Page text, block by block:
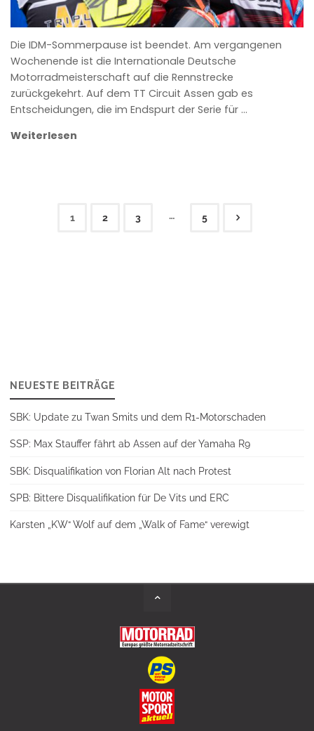
Die IDM-Sommerpause ist beendet. Am vergangenen
Wochenende ist die Internationale Deutsche
Motorradmeisterschaft auf die Rennstrecke
zurückgekehrt. Auf dem TT Circuit Assen gab es
Entscheidungen, die im Endspurt der Serie für …
Weiterlesen
1 2 3 … 5
NEUESTE BEITRÄGE
SBK: Update zu Twan Smits und dem R1-Motorschaden
SSP: Max Stauffer fährt ab Assen auf der Yamaha R9
SBK: Disqualifikation von Florian Alt nach Protest
SPB: Bittere Disqualifikation für De Vits und ERC
Karsten „KW“ Wolf auf dem „Walk of Fame“ verewigt
Back